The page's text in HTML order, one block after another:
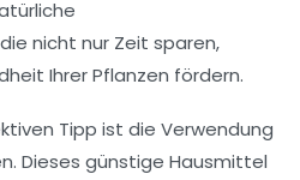
nicht nur Zeit sparen,
Ihrer Pflanzen fördern.
Tipp ist die Verwendung
Dieses günstige Hausmittel